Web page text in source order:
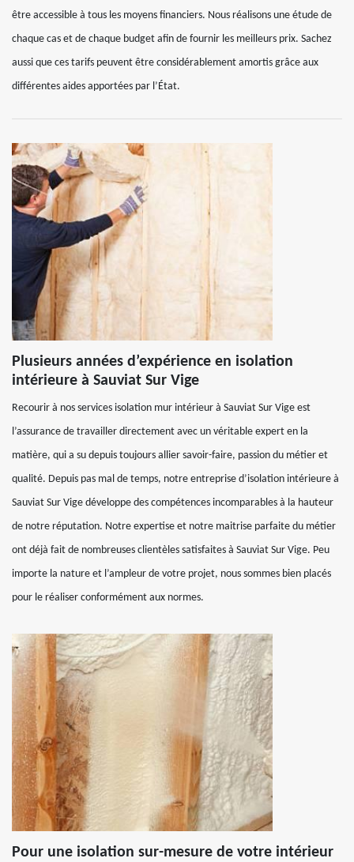
être accessible à tous les moyens financiers. Nous réalisons une étude de
chaque cas et de chaque budget afin de fournir les meilleurs prix. Sachez
aussi que ces tarifs peuvent être considérablement amortis grâce aux
différentes aides apportées par l’État.
Plusieurs années d’expérience en isolation
intérieure à Sauviat Sur Vige
Recourir à nos services isolation mur intérieur à Sauviat Sur Vige est
l’assurance de travailler directement avec un véritable expert en la
matière, qui a su depuis toujours allier savoir-faire, passion du métier et
qualité. Depuis pas mal de temps, notre entreprise d’isolation intérieure à
Sauviat Sur Vige développe des compétences incomparables à la hauteur
de notre réputation. Notre expertise et notre maitrise parfaite du métier
ont déjà fait de nombreuses clientèles satisfaites à Sauviat Sur Vige. Peu
importe la nature et l’ampleur de votre projet, nous sommes bien placés
pour le réaliser conformément aux normes.
Pour une isolation sur-mesure de votre intérieur